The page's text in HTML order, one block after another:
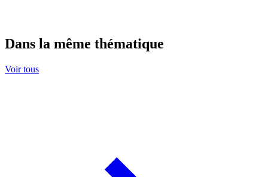
Dans la même thématique
Voir tous